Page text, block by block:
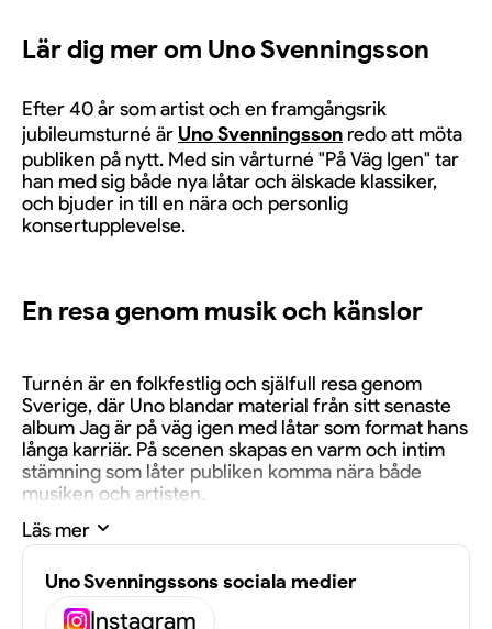
Lär dig mer om Uno Svenningsson
Efter 40 år som artist och en framgångsrik
jubileumsturné är Uno Svenningsson redo att möta
publiken på nytt. Med sin vårturné "På Väg Igen" tar
han med sig både nya låtar och älskade klassiker,
och bjuder in till en nära och personlig
konsertupplevelse.
En resa genom musik och känslor
Turnén är en folkfestlig och själfull resa genom
Sverige, där Uno blandar material från sitt senaste
album Jag är på väg igen med låtar som format hans
långa karriär. På scenen skapas en varm och intim
stämning som låter publiken komma nära både
musiken och artisten.
En nystart och fortsättning
Läs mer
Uno Svenningssons sociala medier
Instagram